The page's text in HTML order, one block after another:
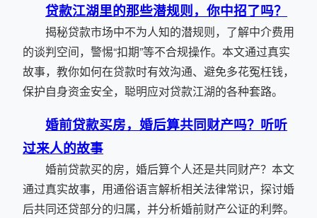
贷款江湖里的那些潜规则，你中招了吗？
揭秘贷款市场中不为人知的潜规则，了解中介费用
的谈判空间，警惕“扣期”等不合规操作。本文通过真实
故事，教你如何在贷款时有效沟通、避免多花冤枉钱，
保护自身资金安全，聪明应对贷款江湖的各种套路。
婚前贷款买房，婚后算共同财产吗？听听
过来人的故事
婚前贷款买的房，婚后算个人还是共同财产？本文
通过真实故事，用通俗语言解析相关法律常识，探讨婚
后共同还贷部分的归属，并分析婚前财产公证的利弊。